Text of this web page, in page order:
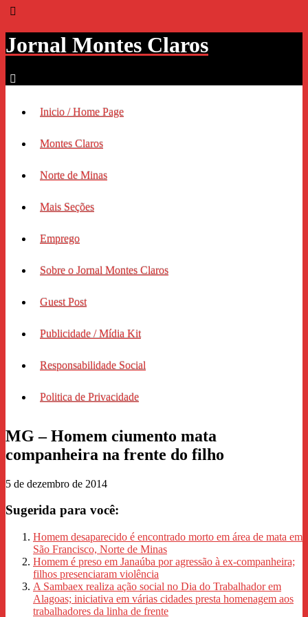
Jornal Montes Claros
Inicio / Home Page
Montes Claros
Norte de Minas
Mais Seções
Emprego
Sobre o Jornal Montes Claros
Guest Post
Publicidade / Mídia Kit
Responsabilidade Social
Politica de Privacidade
MG – Homem ciumento mata
companheira na frente do filho
5 de dezembro de 2014
Sugerida para você:
Homem desaparecido é encontrado morto em área de mata em
São Francisco, Norte de Minas
Homem é preso em Janaúba por agressão à ex‑companheira;
filhos presenciaram violência
A Sambaex realiza ação social no Dia do Trabalhador em
Alagoas; iniciativa em várias cidades presta homenagem aos
trabalhadores da linha de frente